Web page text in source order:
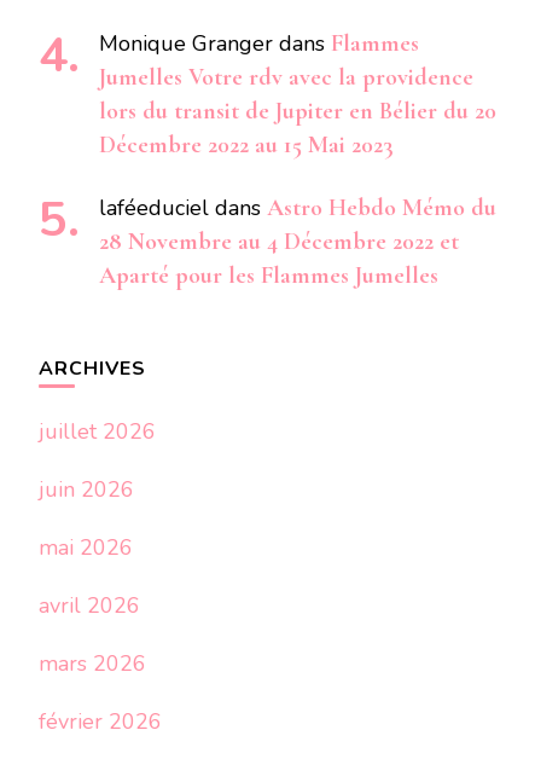
Monique Granger dans Flammes
Jumelles Votre rdv avec la providence
lors du transit de Jupiter en Bélier du 20
Décembre 2022 au 15 Mai 2023
laféeduciel dans Astro Hebdo Mémo du
28 Novembre au 4 Décembre 2022 et
Aparté pour les Flammes Jumelles
ARCHIVES
juillet 2026
juin 2026
mai 2026
avril 2026
mars 2026
février 2026